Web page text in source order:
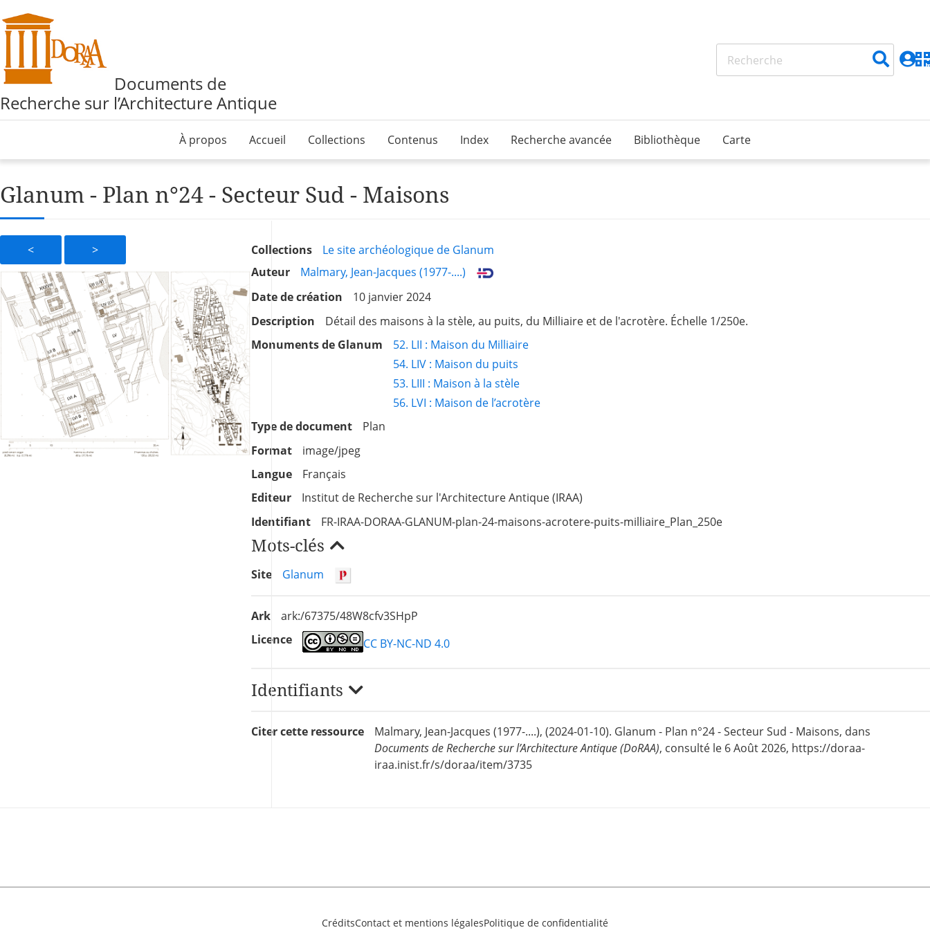
Documents de
Recherche sur l’Architecture Antique
À propos Accueil Collections Contenus Index Recherche avancée Bibliothèque Carte
Glanum - Plan n°24 - Secteur Sud - Maisons
< > Collections
Le site archéologique de Glanum
Auteur
Malmary, Jean-Jacques (1977-....)
Date de création
10 janvier 2024
Description
Détail des maisons à la stèle, au puits, du Milliaire et de l'acrotère. Échelle 1/250e.
Monuments de Glanum
52. LII : Maison du Milliaire
54. LIV : Maison du puits
53. LIII : Maison à la stèle
56. LVI : Maison de l’acrotère
Type de document
Plan
Format
image/jpeg
Langue
Français
Editeur
Institut de Recherche sur l'Architecture Antique (IRAA)
Identifiant
FR-IRAA-DORAA-GLANUM-plan-24-maisons-acrotere-puits-milliaire_Plan_250e
Mots-clés
Site Glanum
Ark
ark:/67375/48W8cfv3SHpP
Licence
CC BY-NC-ND 4.0
Identifiants
Citer cette ressource
Malmary, Jean-Jacques (1977-....), (2024-01-10). Glanum - Plan n°24 - Secteur Sud - Maisons, dans
Documents de Recherche sur l’Architecture Antique (DoRAA), consulté le 6 Août 2026, https://doraa-
iraa.inist.fr/s/doraa/item/3735
CréditsContact et mentions légalesPolitique de confidentialité